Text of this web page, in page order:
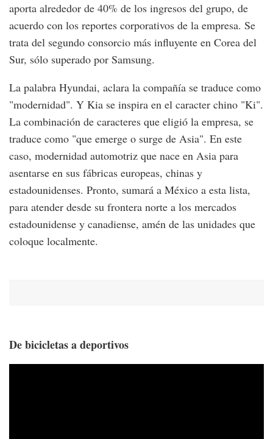
aporta alrededor de 40% de los ingresos del grupo, de
acuerdo con los reportes corporativos de la empresa. Se
trata del segundo consorcio más influyente en Corea del
Sur, sólo superado por Samsung.
La palabra Hyundai, aclara la compañía se traduce como
"modernidad". Y Kia se inspira en el caracter chino "Ki".
La combinación de caracteres que eligió la empresa, se
traduce como "que emerge o surge de Asia". En este
caso, modernidad automotriz que nace en Asia para
asentarse en sus fábricas europeas, chinas y
estadounidenses. Pronto, sumará a México a esta lista,
para atender desde su frontera norte a los mercados
estadounidense y canadiense, amén de las unidades que
coloque localmente.
De bicicletas a deportivos